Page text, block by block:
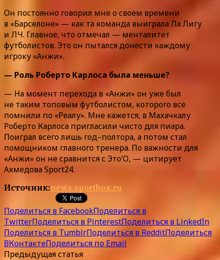
Он постоянно говорил мне о своем времени
в «Барселоне» — как та команда выиграла Ла Лигу
и ЛЧ. Главное, что отмечал — менталитет
футболистов. Это он пытался донести каждому
игроку «Анжи».
— Роль Роберто Карлоса была меньше?
— На момент перехода в «Анжи» он уже был
не таким топовым футболистом, которого все
помнили по «Реалу». Мне кажется, в Махачкалу
Роберто Карлоса пригласили чисто для пиара.
Поиграл всего лишь год–полтора, а потом стал
помощником главного тренера. По важности для
«Анжи» он не сравнится с Это’О, — цитирует
Ахмедова Sport24.
Источник:news.sportbox.ru
Поделиться в FacebookПоделиться в
TwitterПоделиться в PinterestПоделиться в LinkedIn
Поделиться в TumblrПоделиться в RedditПоделиться
ВКонтактеПоделиться по Email
Предыдущая статья